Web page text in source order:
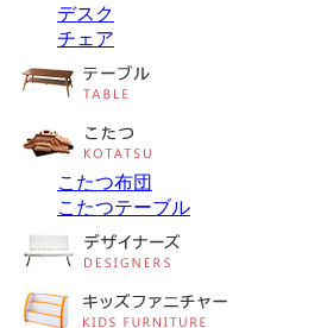
デスク
チェア
こたつ布団
こたつテーブル